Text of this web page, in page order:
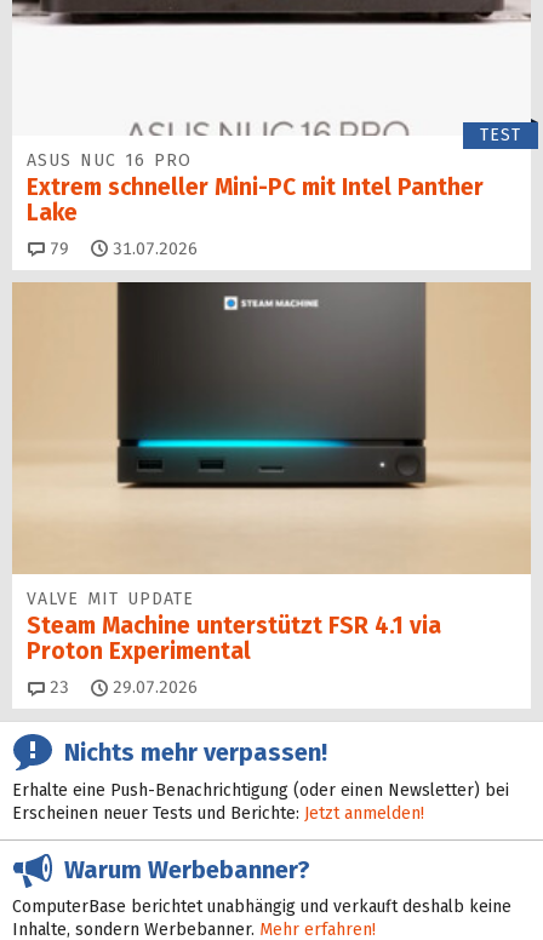
TEST
ASUS NUC 16 PRO
Extrem schneller Mini-PC mit Intel Panther
Lake
79 Kommentare
31.07.2026
VALVE MIT UPDATE
Steam Machine unterstützt FSR 4.1 via
Proton Experimental
23 Kommentare
29.07.2026
Nichts mehr verpassen!
Erhalte eine Push-Benachrichtigung (oder einen Newsletter) bei
Erscheinen neuer Tests und Berichte: Jetzt anmelden!
Warum Werbebanner?
ComputerBase berichtet unabhängig und verkauft deshalb keine
Inhalte, sondern Werbebanner. Mehr erfahren!